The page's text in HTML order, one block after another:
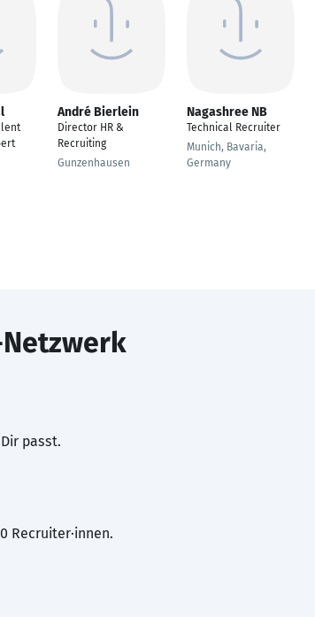
André Bierlein
Director HR &
Recruiting
Gunzenhausen
Nagashree NB
Technical Recruiter
Munich, Bavaria,
Germany
Netzwerk
passt.
Recruiter·innen.